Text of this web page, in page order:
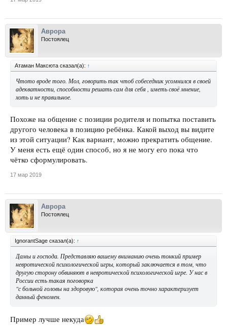
Аврора
Постоялец
Атаман Максюта сказал(а): ↑
Чтото вроде того. Мол, говорить так чтоб собеседник усомнился в своей
адекватности, способности решать сам для себя , иметь своё мнение,
хоть и не правильное.
Похоже на общение с позиции родителя и попытка поставить
другого человека в позицию ребёнка. Какой выход вы видите
из этой ситуации? Как вариант, можно прекратить общение.
У меня есть ещё один способ, но я не могу его пока что
чётко сформулировать.
17 мар 2019
Аврора
Постоялец
IgnorantSage сказал(а): ↑
Дамы и господа. Представляю вашему вниманию очень тонкий пример
невротической психологической игры, который заключается в том, что
другую сторону обвиняют в невротической психологической игре. У нас в
России есть такая поговорка
"с больной головы на здоровую", которая очень точно характеризует
данный феномен.
Пример лучше некуда